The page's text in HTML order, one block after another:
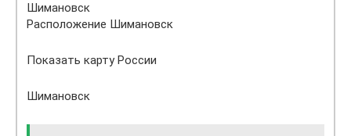
Шимановск
Расположение Шимановск
Показать карту России
Шимановск